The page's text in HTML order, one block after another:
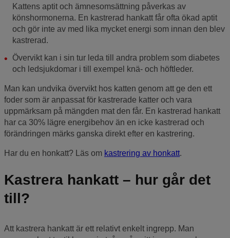
Kattens aptit och ämnesomsättning påverkas av
könshormonerna. En kastrerad hankatt får ofta ökad aptit
och gör inte av med lika mycket energi som innan den blev
kastrerad.
Övervikt kan i sin tur leda till andra problem som diabetes
och ledsjukdomar i till exempel knä- och höftleder.
Man kan undvika övervikt hos katten genom att ge den ett
foder som är anpassat för kastrerade katter och vara
uppmärksam på mängden mat den får. En kastrerad hankatt
har ca 30% lägre energibehov än en icke kastrerad och
förändringen märks ganska direkt efter en kastrering.
Har du en honkatt? Läs om kastrering av honkatt.
Kastrera hankatt – hur går det
till?
Att kastrera hankatt är ett relativt enkelt ingrepp. Man